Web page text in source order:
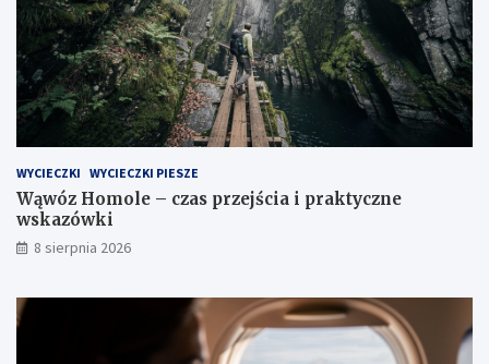
WYCIECZKI WYCIECZKI PIESZE
Wąwóz Homole – czas przejścia i praktyczne
wskazówki
8 sierpnia 2026